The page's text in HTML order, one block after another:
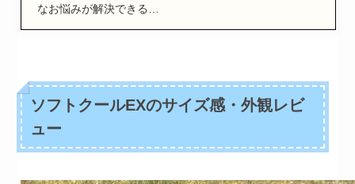
なお悩みが解決できる…
ソフトクールEXのサイズ感・外観レビ
ュー